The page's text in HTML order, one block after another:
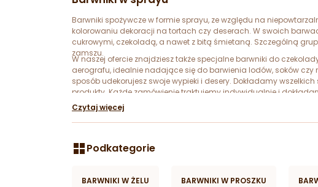
Barwniki spożywcze w formie sprayu, ze względu na
kolorowaniu dekoracji na tortach czy deserach. W swoich
cukrowymi, czekoladą, a nawet z bitą śmietaną. Szczególną
zamszu.
W naszej ofercie znajdziesz także specjalne barwniki do
aerografu, idealnie nadające się do barwienia lodów, soków
sposób udekorujesz swoje wypieki i desery. Dokładamy
produkty. Każde zamówienie traktujemy indywidualnie i
terminie. O naszym profesjonalizmie świadczą liczne
zamówienia. Zapraszamy do współpracy i życzymy udanych
Czytaj więcej
Podkategorie
BARWNIKI W ŻELU BARWNIKI W PROSZKU